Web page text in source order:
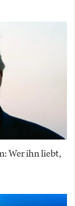
Wer ihn liebt,